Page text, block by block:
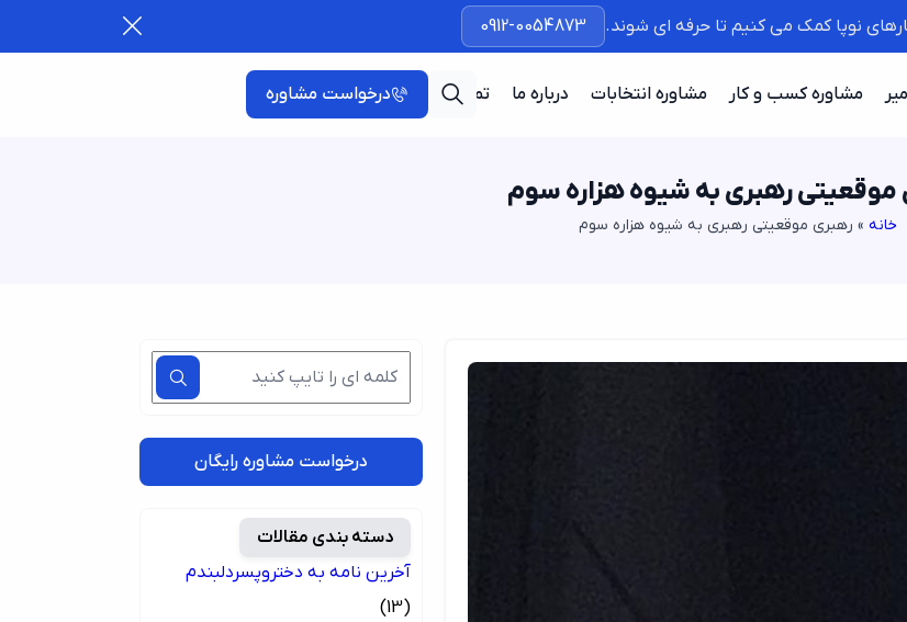
نوپا کمک می کنیم تا حرفه ای شوند. 0912-0054873
مشاوره کسب و کار مشاوره انتخابات درباره ما تماس با ما درخواست مشاوره
موقعیتی رهبری به شیوه هزاره سوم
خانه » رهبری موقعیتی رهبری به شیوه هزاره سوم
درخواست مشاوره رایگان
دسته بندی مقالات
آخرین نامه به دختروپسردلبندم
(13)